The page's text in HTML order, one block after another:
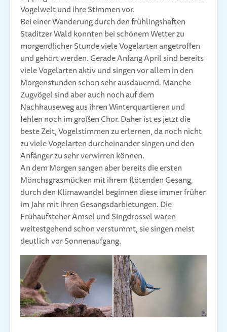
Vogelwelt und ihre Stimmen vor.
Bei einer Wanderung durch den frühlingshaften
Staditzer Wald konnten bei schönem Wetter zu
morgendlicher Stunde viele Vogelarten angetroffen
und gehört werden. Gerade Anfang April sind bereits
viele Vogelarten aktiv und singen vor allem in den
Morgenstunden schon sehr ausdauernd. Manche
Zugvögel sind aber auch noch auf dem
Nachhauseweg aus ihren Winterquartieren und
fehlen noch im großen Chor. Daher ist es jetzt die
beste Zeit, Vogelstimmen zu erlernen, da noch nicht
zu viele Vogelarten durcheinander singen und den
Anfänger zu sehr verwirren können.
An dem Morgen sangen aber bereits die ersten
Mönchsgrasmücken mit ihrem flötenden Gesang,
durch den Klimawandel beginnen diese immer früher
im Jahr mit ihren Gesangsdarbietungen. Die
Frühaufsteher Amsel und Singdrossel waren
weitestgehend schon verstummt, sie singen meist
deutlich vor Sonnenaufgang.